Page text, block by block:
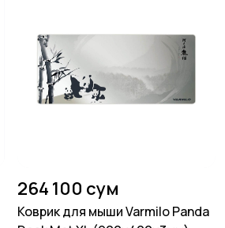
264 100 сум
Коврик для мыши Varmilo Panda